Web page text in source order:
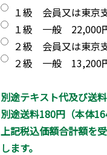
１級 会員又は東京
１級 一般 22,000円
２級 会員又は東京
２級 一般 13,200円
別途テキスト代及び送料
別途送料180円（本体
上記税込価額合計額を
します。